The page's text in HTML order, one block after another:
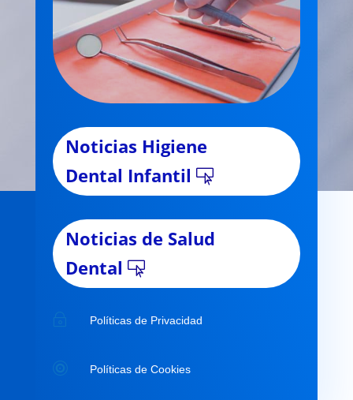
Noticias Higiene
Dental Infantil
Noticias de Salud
Dental
Políticas de Privacidad
Políticas de Cookies